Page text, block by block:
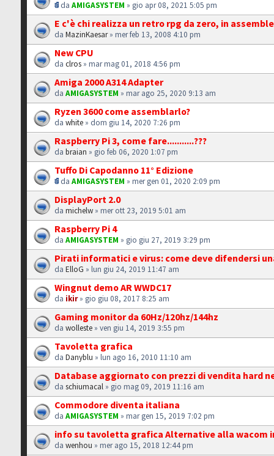
daAMIGASYSTEM » gio apr 08, 2021 5:05 pm
E c'è chi realizza un retro rpg da zero, in
daMazinKaesar» mer feb 13, 2008 4:10 pm
New CPU
daclros » mar mag 01, 2018 4:56 pm
Amiga 2000 A314 Adapter
daAMIGASYSTEM » mar ago 25, 2020 9:13 am
Ryzen 3600 come assemblarlo?
dawhite » dom giu 14, 2020 7:26 pm
Raspberry Pi 3, come fare...........???
dabraian » gio feb 06, 2020 1:07 pm
Tuffo Di Capodanno 11° Edizione
daAMIGASYSTEM » mer gen 01, 2020 2:09 pm
DisplayPort 2.0
damichelw » mer ott 23, 2019 5:01 am
Raspberry Pi 4
daAMIGASYSTEM » gio giu 27, 2019 3:29 pm
Pirati informatici e virus: come deve difendersi
daElloG » lun giu 24, 2019 11:47 am
Wingnut demo AR WWDC17
da ikir» gio giu 08, 2017 8:25 am
Gaming monitor da 60Hz/120hz/144hz
dawolleste » ven giu 14, 2019 3:55 pm
Tavoletta grafica
daDanyblu » lun ago 16, 2010 11:10 am
Database aggiornato con prezzi di vendita hard
daschiumacal » gio mag 09, 2019 11:16 am
Commodore diventa italiana
daAMIGASYSTEM » mar gen 15, 2019 7:02 pm
info su tavoletta grafica Alternative alla wacom
dawenhou » mer ago 15, 2018 12:44 pm